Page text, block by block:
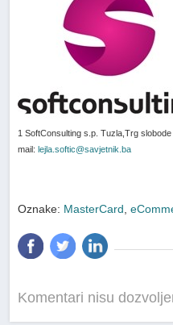
1 SoftConsulting s.p. Tuzla,Trg
mail: lejla.softic@savjetnik.ba
Oznake: MasterCard,
Komentari nisu